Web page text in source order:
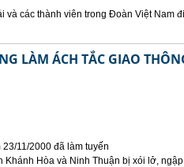
và các thành viên trong Đoàn Việt Nam
LÀM ÁCH TẮC GIAO
11/2000 đã làm tuyến
Khánh Hòa và Ninh Thuận bị xói lở,